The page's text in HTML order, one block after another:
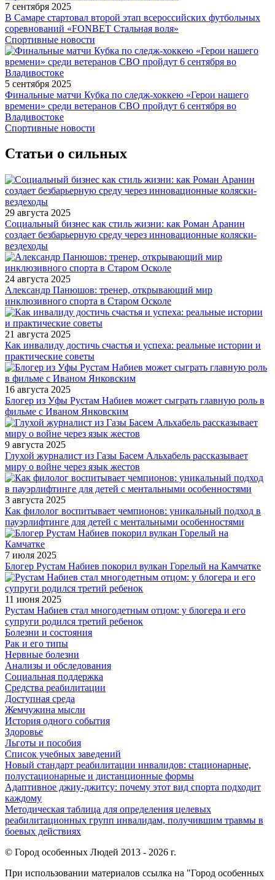
7 сентября 2025
В Самаре стартовал второй этап всероссийских футбольных
соревнований «FONBET Стальная воля»
Спортивные новости
5 сентября 2025
Финальные матчи Кубка по следж-хоккею «Герои нашего
времени» среди ветеранов СВО пройдут 6 сентября во
Владивостоке
Спортивные новости
Статьи о сильных
29 августа 2025
Социальный бизнес как стиль жизни: как Роман Аранин
создает безбарьерную среду через инновационные коляски-
вездеходы
24 августа 2025
Александр Панюшов: тренер, открывающий мир
инклюзивного спорта в Старом Осколе
21 августа 2025
Как инвалиду достичь счастья и успеха: реальные истории и
практические советы
16 августа 2025
Блогер из Уфы Рустам Набиев может сыграть главную роль в
фильме с Иваном Янковским
9 августа 2025
Глухой журналист из Газы Басем Альхабель рассказывает
миру о войне через язык жестов
3 августа 2025
Как филолог воспитывает чемпионов: уникальный подход в
пауэрлифтинге для детей с ментальными особенностями
7 июля 2025
Блогер Рустам Набиев покорил вулкан Горелый на Камчатке
11 июня 2025
Рустам Набиев стал многодетным отцом: у блогера и его
супруги родился третий ребенок
Болезни и состояния
Рак и его типы
Нервные болезни
Анализы и обследования
Социальная поддержка
Средства реабилитации
Доступная среда
Жемчужина мысли
История одного события
Здоровье
Льготы и пособия
Список учебных заведений
Новый стандарт реабилитации инвалидов: стационарные,
полустационарные и дистанционные формы
Адаптивное джиу-джитсу: почему этот вид спорта подходит
каждому
Методическая таблица для определения целевых
реабилитационных групп инвалидам, получившим травмы в
боевых действиях
© Город особенных Людей 2013 - 2026 г.
При использовании материалов ссылка на "Город особенных